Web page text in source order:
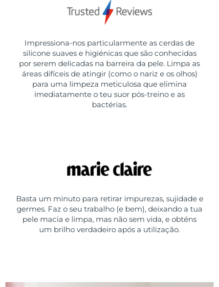
Impressiona-nos particularmente as cerdas de
silicone suaves e higiénicas que são conhecidas
por serem delicadas na barreira da pele. Limpa as
áreas difíceis de atingir (como o nariz e os olhos)
para uma limpeza meticulosa que elimina
imediatamente o teu suor pós-treino e as
bactérias.
Basta um minuto para retirar impurezas, sujidade e
germes. Faz o seu trabalho (e bem), deixando a tua
pele macia e limpa, mas não sem vida, e obténs
um brilho verdadeiro após a utilização.